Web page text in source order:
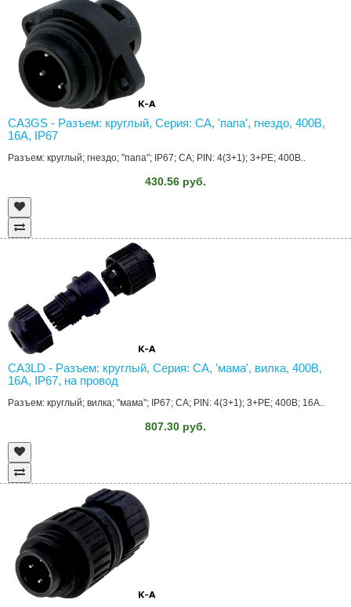
CA3GS - Разъем: круглый, Серия: CA, 'папа', гнездо, 400В,
16А, IP67
Разъем: круглый; гнездо; "папа"; IP67; CA; PIN: 4(3+1); 3+PE; 400В..
430.56 руб.
CA3LD - Разъем: круглый, Серия: CA, 'мама', вилка, 400В,
16А, IP67, на провод
Разъем: круглый; вилка; "мама"; IP67; CA; PIN: 4(3+1); 3+PE; 400В; 16А..
807.30 руб.